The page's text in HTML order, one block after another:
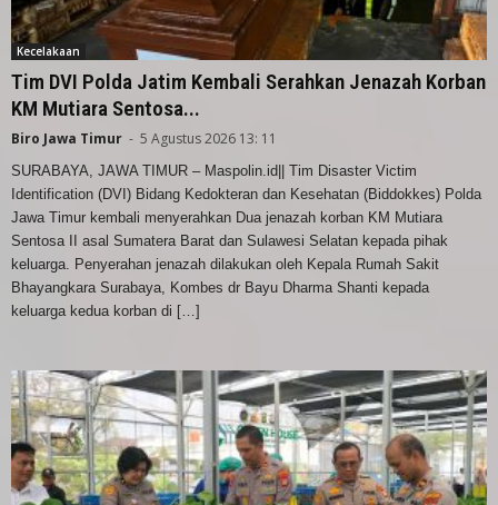
Kecelakaan
Tim DVI Polda Jatim Kembali Serahkan Jenazah Korban
KM Mutiara Sentosa...
Biro Jawa Timur - 5 Agustus 2026 13: 11
SURABAYA, JAWA TIMUR – Maspolin.id|| Tim Disaster Victim
Identification (DVI) Bidang Kedokteran dan Kesehatan (Biddokkes) Polda
Jawa Timur kembali menyerahkan Dua jenazah korban KM Mutiara
Sentosa II asal Sumatera Barat dan Sulawesi Selatan kepada pihak
keluarga. Penyerahan jenazah dilakukan oleh Kepala Rumah Sakit
Bhayangkara Surabaya, Kombes dr Bayu Dharma Shanti kepada
keluarga kedua korban di […]